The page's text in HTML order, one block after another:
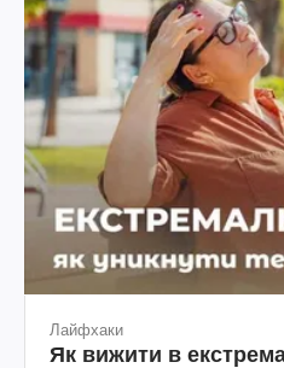
Лайфхаки
Як вижити в